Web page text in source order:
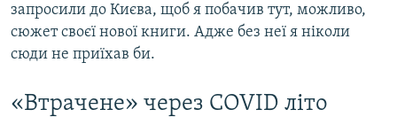
запросили до Києва, щоб я побачив тут, можливо,
сюжет своєї нової книги. Адже без неї я ніколи
сюди не приїхав би.
«Втрачене» через COVID літо